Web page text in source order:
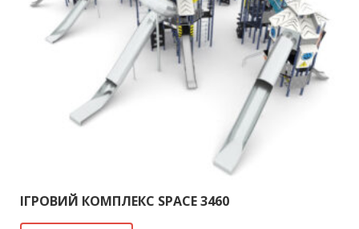
ІГРОВИЙ КОМПЛЕКС SPACE 3460